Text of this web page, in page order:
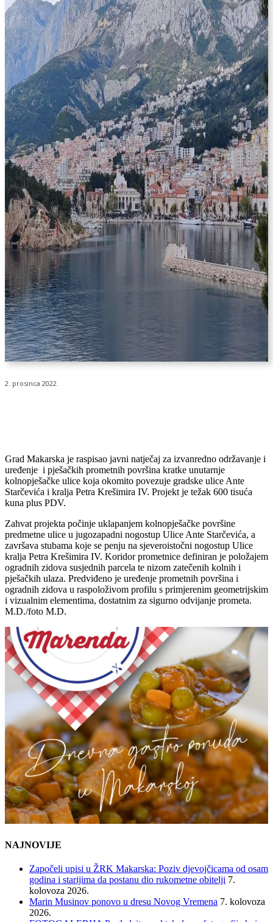
2. prosinca 2022.
Grad Makarska je raspisao javni natječaj za izvanredno održavanje i
uređenje i pješačkih prometnih površina kratke unutarnje
kolnopješačke ulice koja okomito povezuje gradske ulice Ante
Starčevića i kralja Petra Krešimira IV. Projekt je težak 600 tisuća
kuna plus PDV.
Zahvat projekta počinje uklapanjem kolnopješačke površine
predmetne ulice u jugozapadni nogostup Ulice Ante Starčevića, a
završava stubama koje se penju na sjeveroistočni nogostup Ulice
kralja Petra Krešimira IV. Koridor prometnice definiran je položajem
ogradnih zidova susjednih parcela te nizom zatečenih kolnih i
pješačkih ulaza. Predviđeno je uređenje prometnih površina i
ogradnih zidova u raspoloživom profilu s primjerenim geometrijskim
i vizualnim elementima, dostatnim za sigurno odvijanje prometa.
M.D./foto M.D.
NAJNOVIJE
Započeli upisi u ŽRK Makarska: Poziv djevojčicama od osam
godina i starijima da postanu dio rukometne obitelji 7.
kolovoza 2026.
Marin Musinov ponovo u dresu Novog Vremena 7. kolovoza
2026.